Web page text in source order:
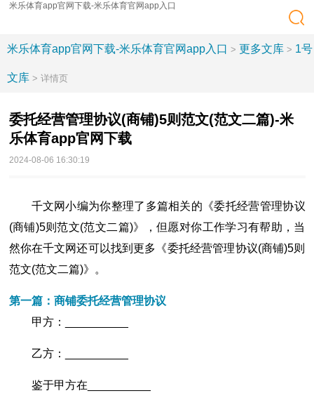
米乐体育app官网下载-米乐体育官网app入口
米乐体育app官网下载-米乐体育官网app入口 > 更多文库 > 1号
文库 > 详情页
委托经营管理协议(商铺)5则范文(范文二篇)-米
乐体育app官网下载
2024-08-06 16:30:19
千文网小编为你整理了多篇相关的《委托经营管理协议
(商铺)5则范文(范文二篇)》，但愿对你工作学习有帮助，当
然你在千文网还可以找到更多《委托经营管理协议(商铺)5则
范文(范文二篇)》。
第一篇：商铺委托经营管理协议
甲方：__________
乙方：__________
鉴于甲方在__________